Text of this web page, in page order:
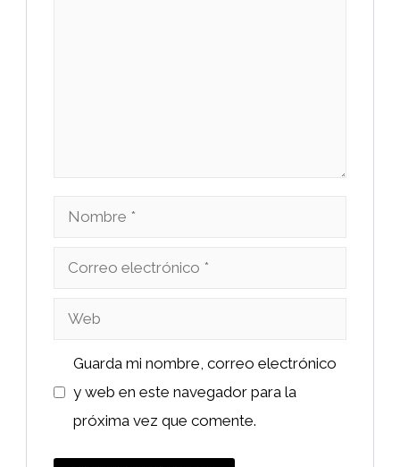
Nombre
Correo
Web
Guarda mi nombre, correo electrónico
y web en este navegador para la
próxima vez que comente.